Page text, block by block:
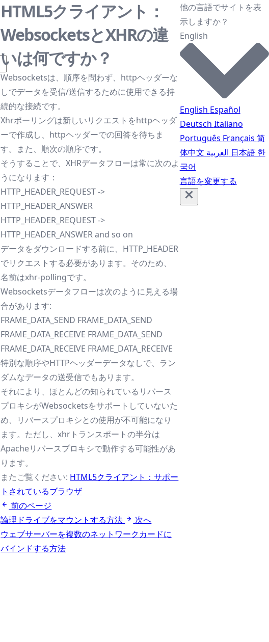
HTML5クライアント：
WebsocketsとXHRの違
いは何ですか？
Websocketsは、順序を問わず、httpヘッダーな
しでデータを受信/送信するために使用できる持
続的な接続です。
Xhrポーリングは新しいリクエストをhttpヘッダ
ーで作成し、httpヘッダーでの回答を待ちま
す。また、順次の順序です。
そうすることで、XHRデータフローは常に次のよ
うになります：
HTTP_HEADER_REQUEST ->
HTTP_HEADER_ANSWER
HTTP_HEADER_REQUEST ->
HTTP_HEADER_ANSWER and so on
データをダウンロードする前に、HTTP_HEADER
でリクエストする必要があります。そのため、
名前はxhr-pollingです。
Websocketsデータフローは次のように見える場
合があります:
FRAME_DATA_SEND FRAME_DATA_SEND
FRAME_DATA_RECEIVE FRAME_DATA_SEND
FRAME_DATA_RECEIVE FRAME_DATA_RECEIVE
特別な順序やHTTPヘッダーデータなしで、ラン
ダムなデータの送受信でもあります。
それにより、ほとんどの知られているリバース
プロキシがWebsocketsをサポートしていないた
め、リバースプロキシとの使用が不可能になり
ます。ただし、xhrトランスポートの半分は
Apacheリバースプロキシで動作する可能性があ
ります。
またご覧ください: HTML5クライアント：サポー
トされているブラウザ
前のページ
論理ドライブをマウントする方法
次へ
ウェブサーバーを複数のネットワークカードに
バインドする方法
他の言語でサイトを表
示しますか？
English
English Español
Deutsch Italiano
Português Français 简
体中文
日本語 한
국어
言語を変更する